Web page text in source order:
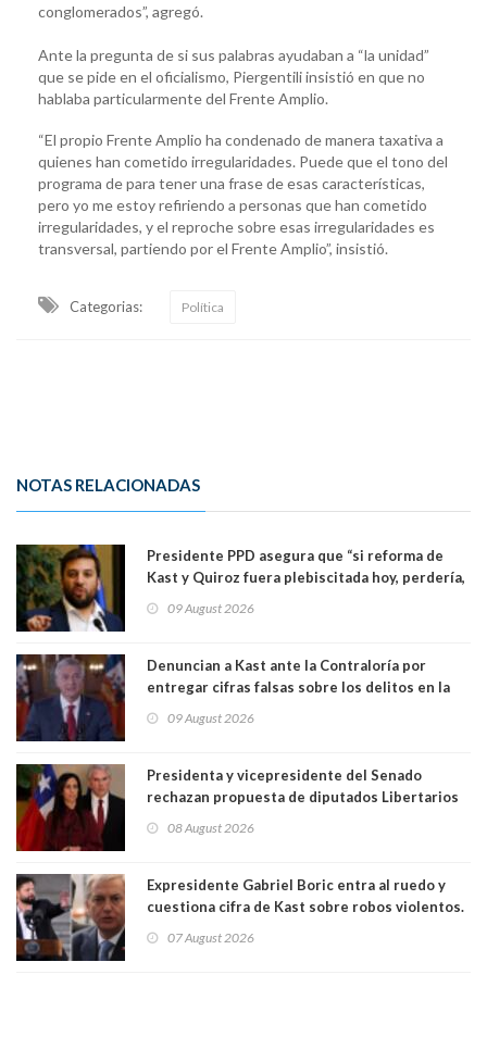
conglomerados”, agregó.
Ante la pregunta de si sus palabras ayudaban a “la unidad”
que se pide en el oficialismo, Piergentili insistió en que no
hablaba particularmente del Frente Amplio.
“El propio Frente Amplio ha condenado de manera taxativa a
quienes han cometido irregularidades. Puede que el tono del
programa de para tener una frase de esas características,
pero yo me estoy refiriendo a personas que han cometido
irregularidades, y el reproche sobre esas irregularidades es
transversal, partiendo por el Frente Amplio”, insistió.
Categorias: Política
NOTAS RELACIONADAS
Presidente PPD asegura que “si reforma de
Kast y Quiroz fuera plebiscitada hoy, perdería,
a favor de la oposición, sería una victoria de la
09 August 2026
Denuncian a Kast ante la Contraloría por
entregar cifras falsas sobre los delitos en la
09 August 2026
Presidenta y vicepresidente del Senado
rechazan propuesta de diputados Libertarios
"Constituye un camino equivocado"
08 August 2026
Expresidente Gabriel Boric entra al ruedo y
cuestiona cifra de Kast sobre robos violentos.
07 August 2026